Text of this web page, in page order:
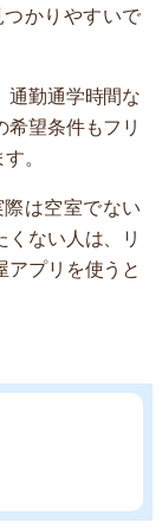
かりやすいで
通勤通学時間な
希望条件もフリ
。
は空室でない
くない人は、リ
アプリを使うと